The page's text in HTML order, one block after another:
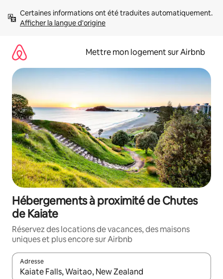
directement
Afficher la langue d'origine
Mettre mon logement sur Airbnb
Hébergements à proximité de Chutes
de Kaiate
Réservez des locations de vacances, des maisons
uniques et plus encore sur Airbnb
Adresse
Lorsque les résultats s'affichent, utilisez les flèches vers le